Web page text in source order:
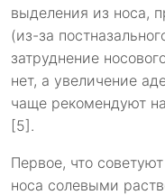
выделения из носа,
(из-за
затруднение
нет, а увеличение
чаще рекомендуют
[5].
Первое, что
носа солевыми